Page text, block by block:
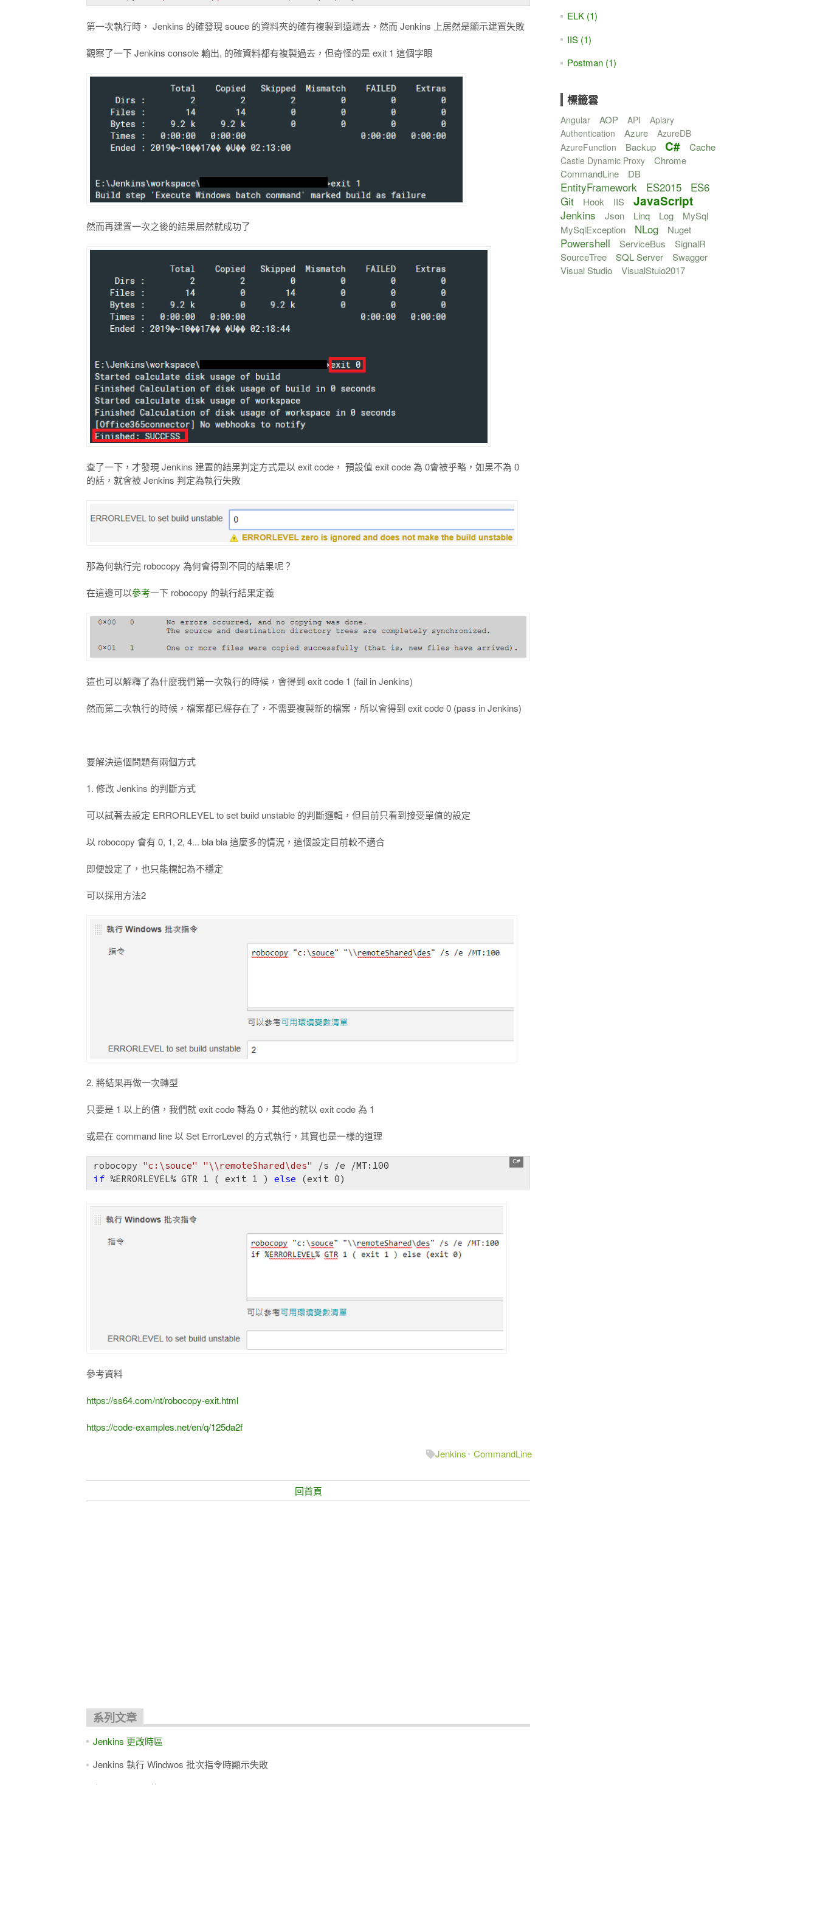
第一次執行時， Jenkins 的確發現 souce 的資料夾的確有複製到遠端去，然而 Jenkins 上居然是顯示建置失敗
觀察了一下 Jenkins console 輸出, 的確資料都有複製過去，但奇怪的是 exit 1 這個字眼
然而再建置一次之後的結果居然就成功了
查了一下，才發現 Jenkins 建置的結果判定方式是以 exit code， 預設值 exit code 為 0會被乎略，如果不為 0
的話，就會被 Jenkins 判定為執行失敗
那為何執行完 robocopy 為何會得到不同的結果呢？
在這邊可以參考一下 robocopy 的執行結果定義
這也可以解釋了為什麼我們第一次執行的時候，會得到 exit code 1 (fail in Jenkins)
然而第二次執行的時候，檔案都已經存在了，不需要複製新的檔案，所以會得到 exit code 0 (pass in Jenkins)
要解決這個問題有兩個方式
1. 修改 Jenkins 的判斷方式
可以試著去設定 ERRORLEVEL to set build unstable 的判斷邏輯，但目前只看到接受單值的設定
以 robocopy 會有 0, 1, 2, 4... bla bla 這麼多的情況，這個設定目前較不適合
即便設定了，也只能標記為不穩定
可以採用方法2
2. 將結果再做一次轉型
只要是 1 以上的值，我們就 exit code 轉為 0，其他的就以 exit code 為 1
或是在 command line 以 Set ErrorLevel 的方式執行，其實也是一樣的道理
robocopy "c:\souce" "\\remoteShared\des" /s /e /MT: 100
if %ERRORLEVEL% GTR 1 ( exit 1 ) else (exit 0)
參考資料
https://ss64.com/nt/robocopy-exit.html
https://code-examples.net/en/q/125da2f
Jenkins CommandLine
回首頁
git alias command 結合 batch command
Jenkins 更改時區
在PowerShell 使用 http request
ELK (1)
IIS (1)
Postman (1)
標籤雲
Angular AOP API
Apiary
Authentication
Azure
AzureDB
AzureFunction
Backup C# Cache
Castle Dynamic Proxy
Chrome
CommandLine
DB
EntityFramework ES2015
ES6
Git
Hook IIS JavaScript
Jenkins Json Linq Log
MySql
MySqlException
NLog Nuget
Powershell ServiceBus
SignalR
SourceTree
SQL Server
Swagger
Visual Studio
VisualStuio2017